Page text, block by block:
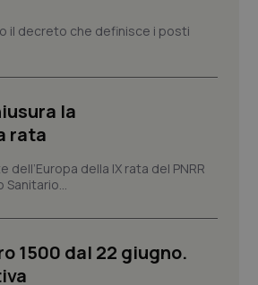
il decreto che definisce i posti
la
rata
della IX rata del PNRR
1500 dal 22 giugno.
correttamente senza questi cookie.
Descrizione
Questo cookie viene utilizzato per memorizzare le
scelte di consenso e privacy dell'utente per la loro
interazione con il sito. Registra i dati sul consenso
Questo cookie viene utilizzato dal servizio Cookie-
Script.com per ricordare le preferenze di consenso
sui cookie dei visitatori. È necessario che il banner